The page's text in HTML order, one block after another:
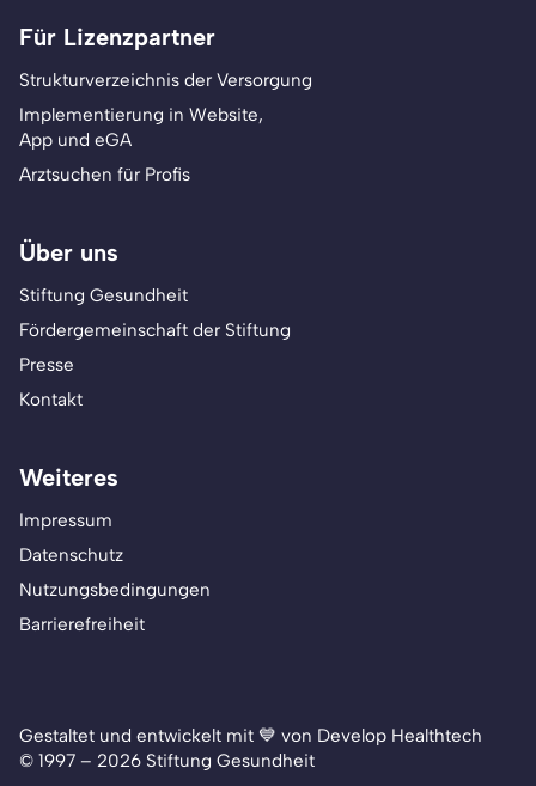
Für Lizenzpartner
Strukturverzeichnis der Versorgung
Implementierung in Website,
App und eGA
Arztsuchen für Profis
Über uns
Stiftung Gesundheit
Fördergemeinschaft der Stiftung
Presse
Kontakt
Weiteres
Impressum
Datenschutz
Nutzungsbedingungen
Barrierefreiheit
Gestaltet und entwickelt mit 💙 von Develop Healthtech
© 1997 – 2026 Stiftung Gesundheit